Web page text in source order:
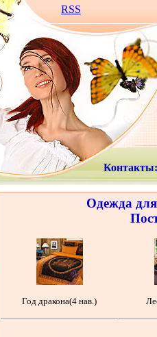
RSS
Контакты:
Одежда
Год дракона(4 нав.)